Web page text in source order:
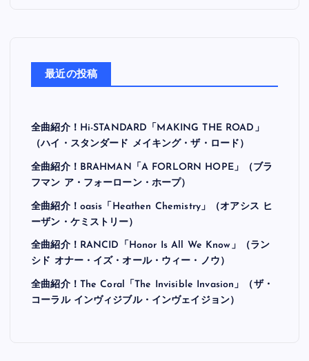
最近の投稿
全曲紹介！Hi-STANDARD「MAKING THE ROAD」
（ハイ・スタンダード メイキング・ザ・ロード）
全曲紹介！BRAHMAN「A FORLORN HOPE」（ブラ
フマン ア・フォーローン・ホープ）
全曲紹介！oasis「Heathen Chemistry」（オアシス ヒ
ーザン・ケミストリー）
全曲紹介！RANCID「Honor Is All We Know」（ラン
シド オナー・イズ・オール・ウィー・ノウ）
全曲紹介！The Coral「The Invisible Invasion」（ザ・
コーラル インヴィジブル・インヴェイジョン）